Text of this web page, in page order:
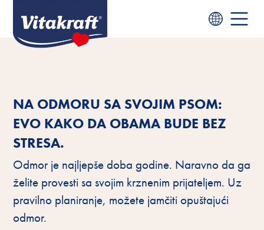
NA ODMORU SA SVOJIM PSOM:
EVO KAKO DA OBAMA BUDE BEZ
STRESA.
Odmor je najljepše doba godine. Naravno da ga
želite provesti sa svojim krznenim prijateljem. Uz
pravilno planiranje, možete jamčiti opuštajući
odmor.